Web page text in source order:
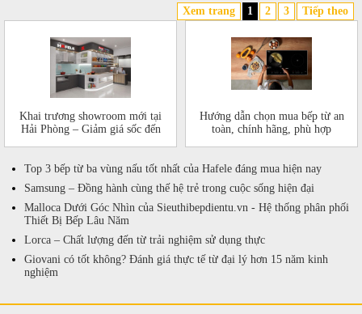
Xem trang 1 2 3 Tiếp theo
Khai trương showroom mới tại
Hải Phòng – Giảm giá sốc đến
Hướng dẫn chọn mua bếp từ an
toàn, chính hãng, phù hợp
Top 3 bếp từ ba vùng nấu tốt nhất của Hafele đáng mua hiện nay
Samsung – Đồng hành cùng thế hệ trẻ trong cuộc sống hiện đại
Malloca Dưới Góc Nhìn của Sieuthibepdientu.vn - Hệ thống phân phối
Thiết Bị Bếp Lâu Năm
Lorca – Chất lượng đến từ trải nghiệm sử dụng thực
Giovani có tốt không? Đánh giá thực tế từ đại lý hơn 15 năm kinh
nghiệm